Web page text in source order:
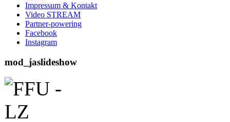
Impressum & Kontakt
Video STREAM
Partner-powering
Facebook
Instagram
mod_jaslideshow